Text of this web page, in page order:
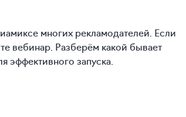
многих рекламодателей. Если
вебинар. Разберём какой бывает
эффективного запуска.